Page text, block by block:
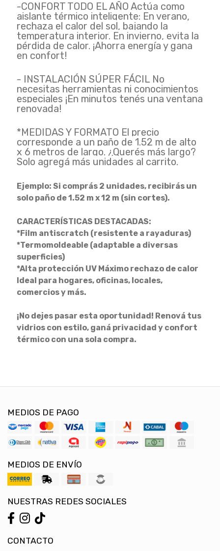
-CONFORT TODO EL AÑO Actúa como
aislante térmico inteligente: En verano,
rechaza el calor del sol, bajando la
temperatura interior. En invierno, evita la
pérdida de calor. ¡Ahorra energía y gana
en confort!
- INSTALACIÓN SÚPER FÁCIL No
necesitas herramientas ni conocimientos
especiales ¡En minutos tenés una ventana
renovada!
*MEDIDAS Y FORMATO El precio
corresponde a un paño de 1.52 m de alto
x 6 metros de largo. ¿Querés más largo?
Solo agregá más unidades al carrito.
Ejemplo: Si comprás 2 unidades, recibirás un
solo paño de 1.52 m x 12 m (sin cortes).
CARACTERÍSTICAS DESTACADAS:
*Film antiscratch (resistente a rayaduras)
*Termomoldeable (adaptable a diversas
superficies)
*Alta protección UV Máximo rechazo de calor
Ideal para hogares, oficinas, locales,
comercios y más.
¡No dejes pasar esta oportunidad! Renová tus
vidrios con estilo, ganá privacidad y confort
térmico con una sola compra.
MEDIOS DE PAGO
MEDIOS DE ENVÍO
NUESTRAS REDES SOCIALES
CONTACTO